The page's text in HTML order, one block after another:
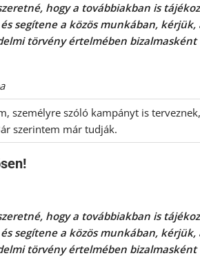
hogy a továbbiakban is
segítene a közös munkában,
törvény értelmében
személyre szóló kampányt is
szerintem már tudják.
hogy a továbbiakban is
segítene a közös munkában,
törvény értelmében